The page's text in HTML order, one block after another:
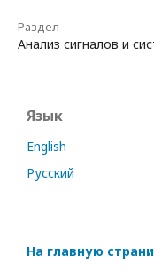
Раздел
Анализ сигналов и
Язык
English
Русский
На главную